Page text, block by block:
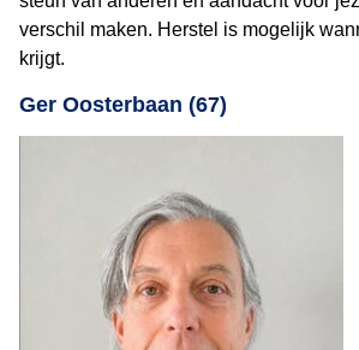
verschil maken. Herstel is mogelijk
krijgt.
Ger Oosterbaan (67)